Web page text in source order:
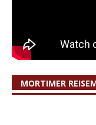
MORTIMER